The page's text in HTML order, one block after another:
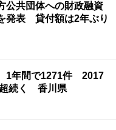
共団体への財政融資
発表 貸付額は2年ぶり
1年間で1271件 2017
続く 香川県